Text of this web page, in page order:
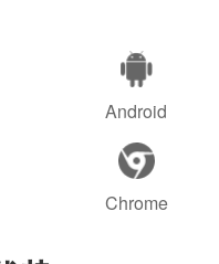
Android
Chrome